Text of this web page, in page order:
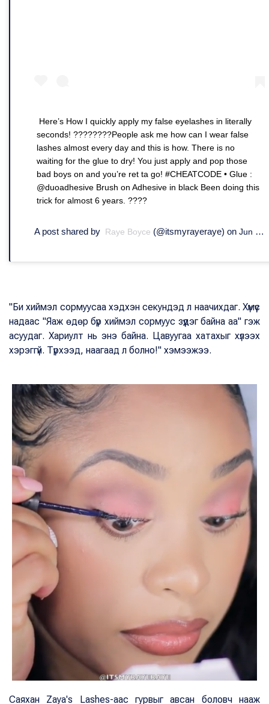
Here’s How I quickly apply my false eyelashes in literally
seconds! ????????People ask me how can I wear false
lashes almost every day and this is how. There is no
waiting for the glue to dry! You just apply and pop those
bad boys on and you’re ret ta go! #CHEATCODE • Glue :
@duoadhesive Brush on Adhesive in black Been doing this
trick for almost 6 years. ????
A post shared by Raye Boyce (@itsmyrayeraye) on Jun 19, 2019 at 4:07pm PDT
"Би хиймэл сормуусаа хэдхэн секундэд л наачихдаг. Хүмүүс
надаас "Яаж өдөр бүр хиймэл сормуус зүүдэг байна аа" гэж
асуудаг. Хариулт нь энэ байна. Цавуугаа хатахыг хүлээх
хэрэггүй. Түрхээд, наагаад л болно!" хэмээжээ.
Саяхан Zaya's Lashes-аас гурвыг авсан боловч нааж